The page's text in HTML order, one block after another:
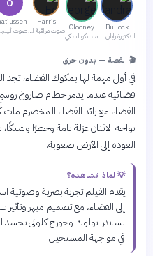
Bullock
الدكتورة رايان ستون
Clooney
مات كوالسكي
Harris
صوت مراقبة المهمة
O
صوت
🎬 القصة — بدون حرق
في أول مهمة لها بمكوك الفضاء، تجد
فضائية عندما يدمر حطام صاروخ
الفضاء مع رائد الفضاء المخضرم مات
يواجه الاثنان عزلة تامة وخطرًا
العودة إلى الأرض صعوبة.
💡 لماذا تشاهده؟
يقدم الفيلم تجربة بصرية وصوتية
إلى الفضاء، مع تصميم مبهر
لساندرا بولوك وجورج كلوني يجسد
في مواجهة المستحيل.